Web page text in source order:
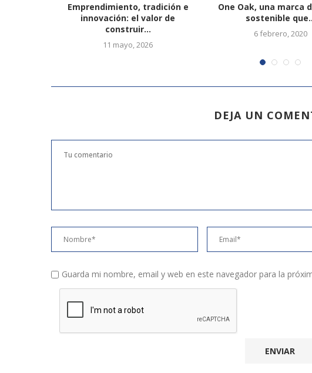
Emprendimiento, tradición e
innovación: el valor de
construir...
11 mayo, 2026
One Oak, una marca
sostenible
6 febrero, 2020
DEJA UN
Guarda mi nombre, email y web en este navegador para la